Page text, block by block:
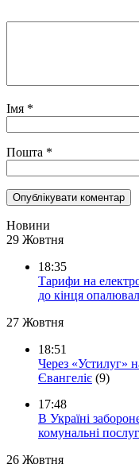
Імя *
Пошта *
Новини
29 Жовтня
18:35
Тарифи на
до кінця
27 Жовтня
18:51
Через «Устилуг»
Євангеліє (9)
17:48
В Україні
комунальні
26 Жовтня